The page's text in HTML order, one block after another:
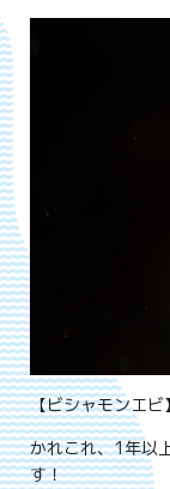
【ビシャモンエビ】
かれこれ、1年以
す！